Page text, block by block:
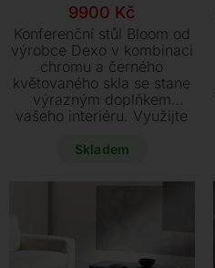
Původní
cena
byla:
38260 Kč.
9900 Kč
Aktuální
cena
je:
9900 Kč.
Konferenční stůl Bloom od
výrobce Dexo v kombinaci
chromu a černého
květovaného skla se stane
výrazným doplňkem
vašeho interiéru. Využijte
vystavený kus o
cm, který je k dispozici za
Skladem